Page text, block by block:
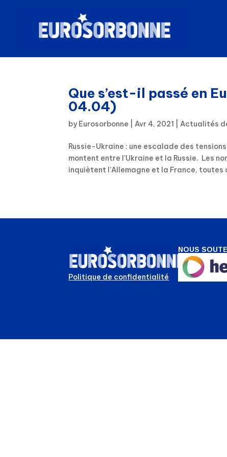
Que s’est-il passé en
04.04)
by Eurosorbonne |Avr 4, 2021 |Actualités
Russie-Ukraine : une escalade des
montent entre l’Ukraine et la Russie. Les
inquiètent l’Allemagne et la France, toutes
Politique de confidentialité
NOUS